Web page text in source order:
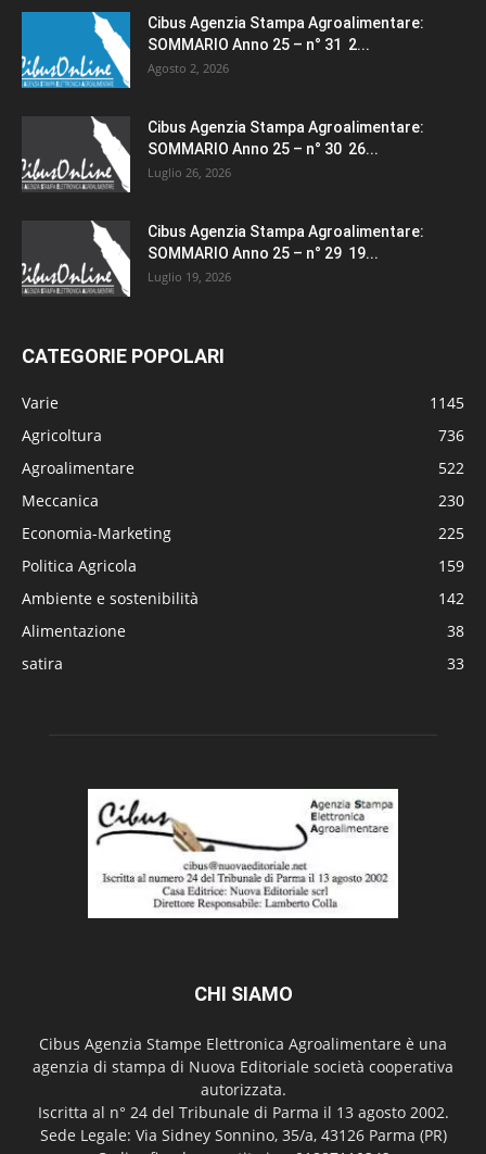
Cibus Agenzia Stampa Agroalimentare:
SOMMARIO Anno 25 – n° 31 2...
Agosto 2, 2026
Cibus Agenzia Stampa Agroalimentare:
SOMMARIO Anno 25 – n° 30 26...
Luglio 26, 2026
Cibus Agenzia Stampa Agroalimentare:
SOMMARIO Anno 25 – n° 29 19...
Luglio 19, 2026
CATEGORIE POPOLARI
Varie
1145
Agricoltura
736
Agroalimentare
522
Meccanica
230
Economia-Marketing
225
Politica Agricola
159
Ambiente e sostenibilità
142
Alimentazione
38
satira
33
CHI SIAMO
Cibus Agenzia Stampe Elettronica Agroalimentare è una
agenzia di stampa di Nuova Editoriale società cooperativa
autorizzata.
Iscritta al n° 24 del Tribunale di Parma il 13 agosto 2002.
Sede Legale: Via Sidney Sonnino, 35/a, 43126 Parma (PR)